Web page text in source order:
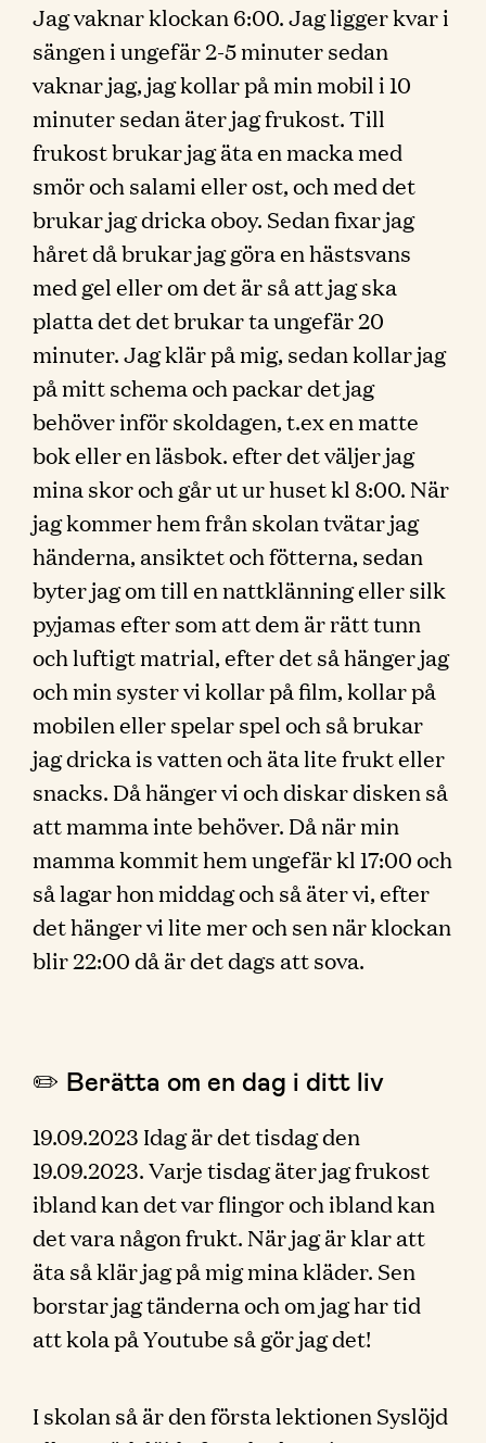
Jag vaknar klockan 6:00. Jag ligger kvar i
sängen i ungefär 2-5 minuter sedan
vaknar jag, jag kollar på min mobil i 10
minuter sedan äter jag frukost. Till
frukost brukar jag äta en macka med
smör och salami eller ost, och med det
brukar jag dricka oboy. Sedan fixar jag
håret då brukar jag göra en hästsvans
med gel eller om det är så att jag ska
platta det det brukar ta ungefär 20
minuter. Jag klär på mig, sedan kollar jag
på mitt schema och packar det jag
behöver inför skoldagen, t.ex en matte
bok eller en läsbok. efter det väljer jag
mina skor och går ut ur huset kl 8:00. När
jag kommer hem från skolan tvätar jag
händerna, ansiktet och fötterna, sedan
byter jag om till en nattklänning eller silk
pyjamas efter som att dem är rätt tunn
och luftigt matrial, efter det så hänger jag
och min syster vi kollar på film, kollar på
mobilen eller spelar spel och så brukar
jag dricka is vatten och äta lite frukt eller
snacks. Då hänger vi och diskar disken så
att mamma inte behöver. Då när min
mamma kommit hem ungefär kl 17:00 och
så lagar hon middag och så äter vi, efter
det hänger vi lite mer och sen när klockan
blir 22:00 då är det dags att sova.
✏️ Berätta om en dag i ditt liv
19.09.2023 Idag är det tisdag den
19.09.2023. Varje tisdag äter jag frukost
ibland kan det var flingor och ibland kan
det vara någon frukt. När jag är klar att
äta så klär jag på mig mina kläder. Sen
borstar jag tänderna och om jag har tid
att kola på Youtube så gör jag det!
I skolan så är den första lektionen Syslöjd